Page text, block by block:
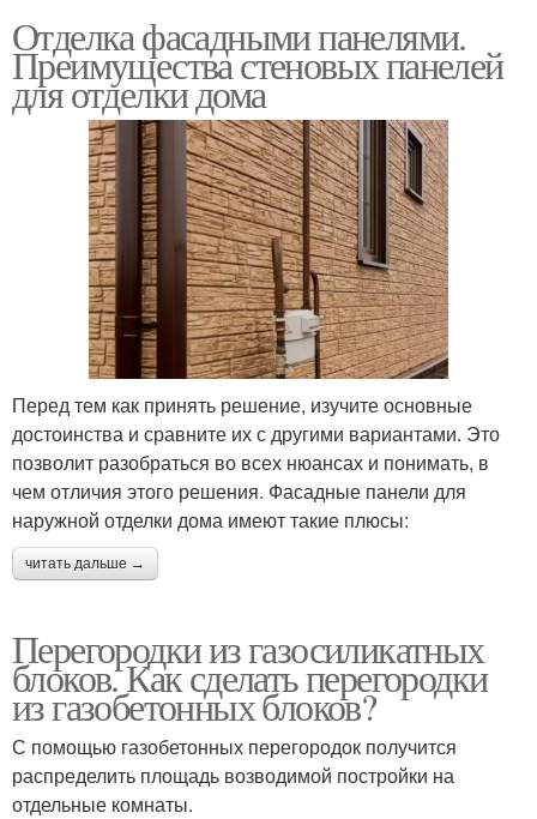
Отделка фасадными панелями.
Преимущества стеновых панелей
для отделки дома
Перед тем как принять решение, изучите основные
достоинства и сравните их с другими вариантами. Это
позволит разобраться во всех нюансах и понимать, в
чем отличия этого решения. Фасадные панели для
наружной отделки дома имеют такие плюсы:
читать дальше →
Перегородки из газосиликатных
блоков. Как сделать перегородки
из газобетонных блоков?
С помощью газобетонных перегородок получится
распределить площадь возводимой постройки на
отдельные комнаты.